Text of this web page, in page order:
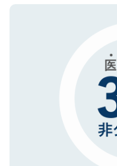
で、機密保持
ので、まずは